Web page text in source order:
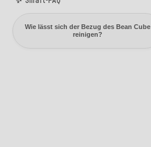
Wie lässt sich der Bezug des Bean Cube
reinigen?